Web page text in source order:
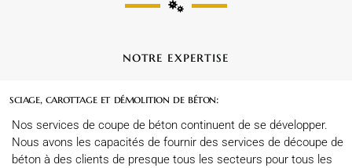
notre expertise
sciage, carottage et démolition de béton:
Nos services de coupe de béton continuent de se développer.
Nous avons les capacités de fournir des services de découpe de
béton à des clients de presque tous les secteurs pour tous les